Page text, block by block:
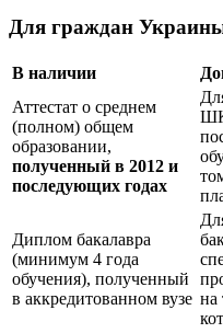
Для граждан
В наличии
Аттестат о среднем
(полном) общем
образовании,
полученный в 2012 и
последующих годах
ШК
Диплом бакалавра
(минимум 4 года
обучения), полученный
в аккредитованном вузе на